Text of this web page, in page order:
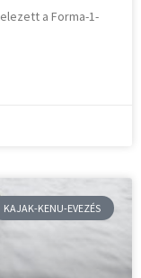
a Forma-1-
KAJAK-KENU-EVEZÉS